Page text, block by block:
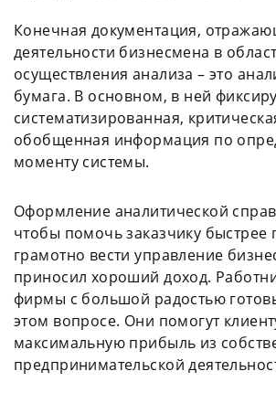
Конечная документация,
деятельности бизнесмена в
осуществления анализа – это
бумага. В основном, в ней
систематизированная,
обобщенная информация по
моменту системы.
Оформление аналитической
чтобы помочь заказчику быстрее
грамотно вести управление
приносил хороший доход.
фирмы с большой радостью
этом вопросе. Они помогут
максимальную прибыль из
предпринимательской